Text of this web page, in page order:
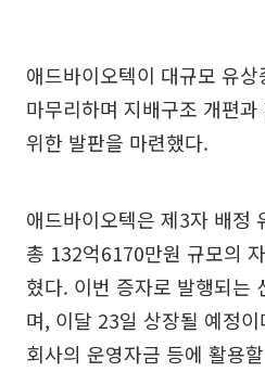
애드바이오텍이 대규모 유
마무리하며 지배구조 개편
위한 발판을 마련했다.
애드바이오텍은 제3자 배정
총 132억6170만원 규모의
혔다. 이번 증자로 발행되는
며, 이달 23일 상장될 예정
회사의 운영자금 등에 활용